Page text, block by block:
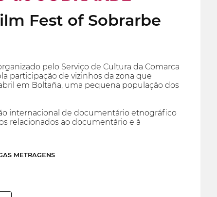
Fest of Sobrarbe
pelo Serviço de Cultura da Comarca
participação de vizinhos da zona que
em Boltaña, uma pequena população dos
internacional de documentário etnográfico
relacionados ao documentário e à
METRAGENS